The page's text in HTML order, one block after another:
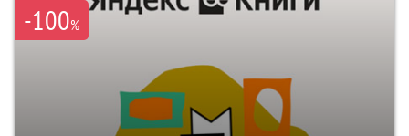
-100%